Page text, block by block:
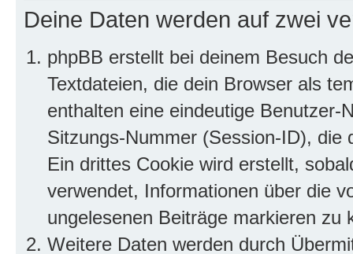
Deine Daten werden auf zwei
phpBB erstellt bei deinem Besuch
Textdateien, die dein Browser als
enthalten eine eindeutige
Sitzungs-Nummer (Session-ID), die
Ein drittes Cookie wird erstellt,
verwendet, Informationen über die
ungelesenen Beiträge markieren zu
Weitere Daten werden durch